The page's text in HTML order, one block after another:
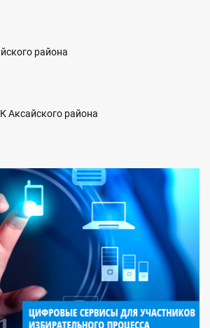
района
Аксайского района